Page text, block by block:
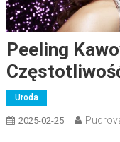
Peeling
Uroda
2025-02-25